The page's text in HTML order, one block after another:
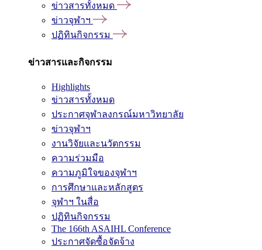
ข่าวสารทั้งหมด
ข่าวจุฬาฯ
ปฏิทินกิจกรรม
ข่าวสารและกิจกรรม
Highlights
ข่าวสารทั้งหมด
ประกาศจุฬาลงกรณ์มหาวิทยาลัย
ข่าวจุฬาฯ
งานวิจัยและนวัตกรรม
ความร่วมมือ
ความภูมิใจของจุฬาฯ
การศึกษาและหลักสูตร
จุฬาฯ ในสื่อ
ปฏิทินกิจกรรม
The 166th ASAIHL Conference
ประกาศจัดซื้อจัดจ้าง